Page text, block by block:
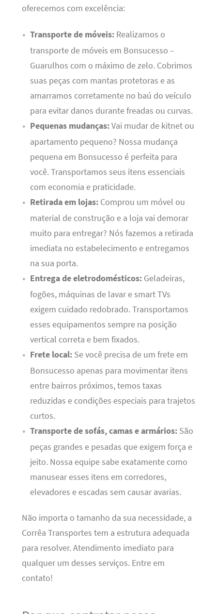
oferecemos com excelência:
Transporte de móveis:Realizamos o
transporte de móveis em Bonsucesso –
Guarulhos com o máximo de zelo. Cobrimos
suas peças com mantas protetoras e as
amarramos corretamente no baú do veículo
para evitar danos durante freadas ou curvas.
Pequenas mudanças:Vai mudar de kitnet ou
apartamento pequeno? Nossa mudança
pequena em Bonsucesso é perfeita para
você. Transportamos seus itens essenciais
com economia e praticidade.
Retirada em lojas:Comprou um móvel ou
material de construção e a loja vai demorar
muito para entregar? Nós fazemos a retirada
imediata no estabelecimento e entregamos
na sua porta.
Entrega de eletrodomésticos:Geladeiras,
fogões, máquinas de lavar e smart TVs
exigem cuidado redobrado. Transportamos
esses equipamentos sempre na posição
vertical correta e bem fixados.
Frete local:Se você precisa de um frete em
Bonsucesso apenas para movimentar itens
entre bairros próximos, temos taxas
reduzidas e condições especiais para trajetos
curtos.
Transporte de sofás, camas e armários:São
peças grandes e pesadas que exigem força e
jeito. Nossa equipe sabe exatamente como
manusear esses itens em corredores,
elevadores e escadas sem causar avarias.
Não importa o tamanho da sua necessidade, a
Corrêa Transportes tem a estrutura adequada
para resolver. Atendimento imediato para
qualquer um desses serviços. Entre em
contato!